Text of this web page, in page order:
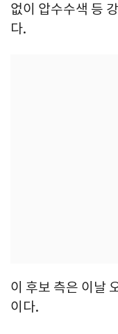
없이 압수수색 등
다.
이 후보 측은 이날
이다.